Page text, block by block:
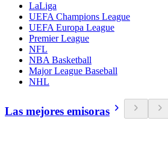
LaLiga
UEFA Champions League
UEFA Europa League
Premier League
NFL
NBA Basketball
Major League Baseball
NHL
Las mejores emisoras